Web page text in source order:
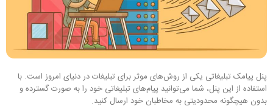
پنل پیامک تبلیغاتی یکی از روش‌های موثر برای تبلیغات در دنیای امروز است. با
استفاده از این پنل، شما می‌توانید پیام‌های تبلیغاتی خود را به صورت گسترده و
بدون هیچگونه محدودیتی به مخاطبان خود ارسال کنید.